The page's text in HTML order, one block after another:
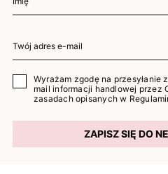
Wyrażam zgodę na przesyłanie
mail informacji handlowej przez
zasadach opisanych w
ZAPISZ SIĘ DO